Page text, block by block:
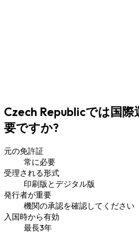
Czech Republicでは国
要ですか?
元の免許証
常に必要
受理される形式
印刷版とデジタル版
発行者が重要
機関の承認を確認してください
入国時から有効
最長3年